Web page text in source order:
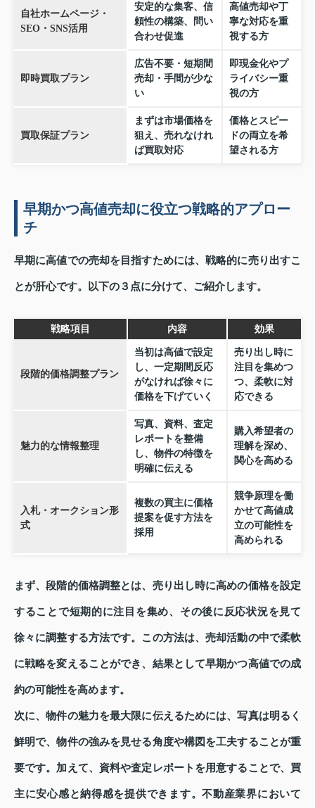
自社ホームページ・
SEO・SNS活用
安定的な集客、信
頼性の構築、問い
合わせ促進
高値売却や丁
寧な対応を重
視する方
即時買取プラン
広告不要・短期間
売却・手間が少な
い
即現金化やプ
ライバシー重
視の方
買取保証プラン
まずは市場価格を
狙え、売れなけれ
ば買取対応
価格とスピー
ドの両立を希
望される方
早期かつ高値売却に役立つ戦略的アプロー
チ
早期に高値での売却を目指すためには、戦略的に売り出すこ
とが肝心です。以下の３点に分けて、ご紹介します。
戦略項目 内容 効果
段階的価格調整プラン
当初は高値で設定
し、一定期間反応
がなければ徐々に
価格を下げていく
売り出し時に
注目を集めつ
つ、柔軟に対
応できる
魅力的な情報整理
写真、資料、査定
レポートを整備
し、物件の特徴を
明確に伝える
購入希望者の
理解を深め、
関心を高める
入札・オークション形
式
複数の買主に価格
提案を促す方法を
採用
競争原理を働
かせて高値成
立の可能性を
高められる
まず、段階的価格調整とは、売り出し時に高めの価格を設定
することで短期的に注目を集め、その後に反応状況を見て
徐々に調整する方法です。この方法は、売却活動の中で柔軟
に戦略を変えることができ、結果として早期かつ高値での成
約の可能性を高めます。
次に、物件の魅力を最大限に伝えるためには、写真は明るく
鮮明で、物件の強みを見せる角度や構図を工夫することが重
要です。加えて、資料や査定レポートを用意することで、買
主に安心感と納得感を提供できます。不動産業界において